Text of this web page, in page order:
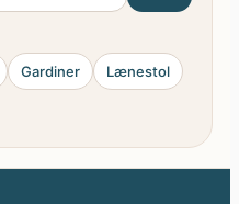
Gardiner Lænestol